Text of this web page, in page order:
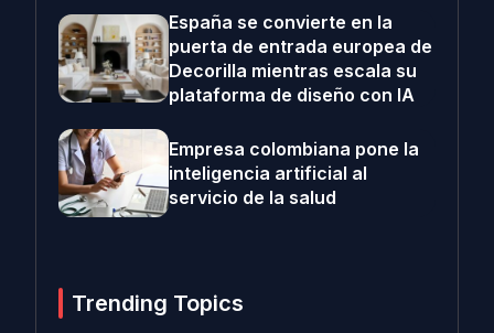
España se convierte en la
puerta de entrada europea de
Decorilla mientras escala su
plataforma de diseño con IA
Empresa colombiana pone la
inteligencia artificial al
servicio de la salud
Trending Topics